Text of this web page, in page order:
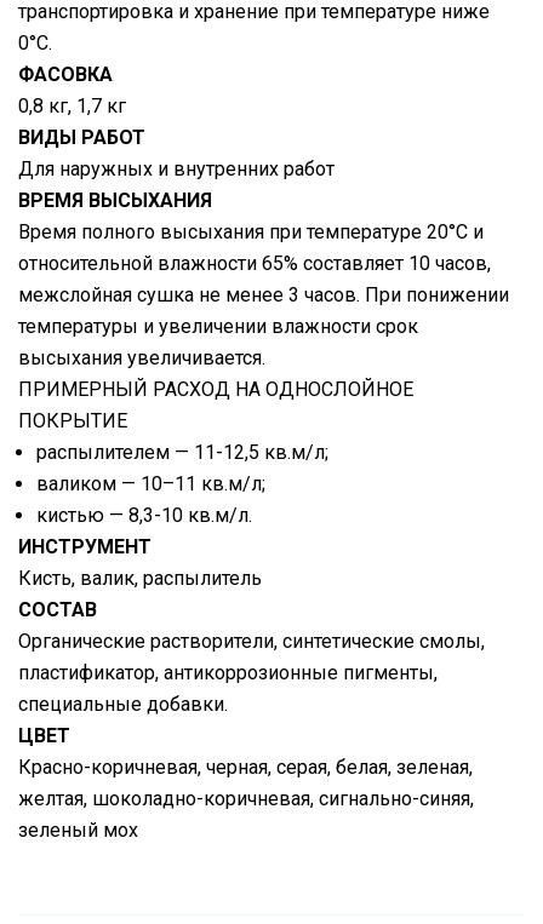
транспортировка и хранение при температуре ниже
0°С.
ФАСОВКА
0,8 кг, 1,7 кг
ВИДЫ РАБОТ
Для наружных и внутренних работ
ВРЕМЯ ВЫСЫХАНИЯ
Время полного высыхания при температуре 20°С и
относительной влажности 65% составляет 10 часов,
межслойная сушка не менее 3 часов. При понижении
температуры и увеличении влажности срок
высыхания увеличивается.
ПРИМЕРНЫЙ РАСХОД НА ОДНОСЛОЙНОЕ
ПОКРЫТИЕ
распылителем — 11-12,5 кв.м/л;
валиком — 10–11 кв.м/л;
кистью — 8,3-10 кв.м/л.
ИНСТРУМЕНТ
Кисть, валик, распылитель
СОСТАВ
Органические растворители, синтетические смолы,
пластификатор, антикоррозионные пигменты,
специальные добавки.
ЦВЕТ
Красно-коричневая, черная, серая, белая, зеленая,
желтая, шоколадно-коричневая, сигнально-синяя,
зеленый мох